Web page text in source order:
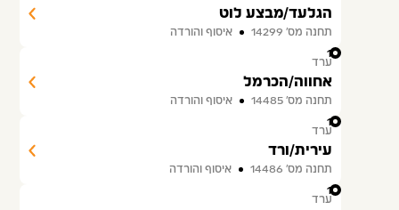
הגלעד/מבצע לוט
תחנה מס׳ 14299 איסוף והורדה
14
ערד
אחווה/הכרמל
תחנה מס׳ 14485 איסוף והורדה
15
ערד
עירית/ורד
תחנה מס׳ 14486 איסוף והורדה
16
ערד